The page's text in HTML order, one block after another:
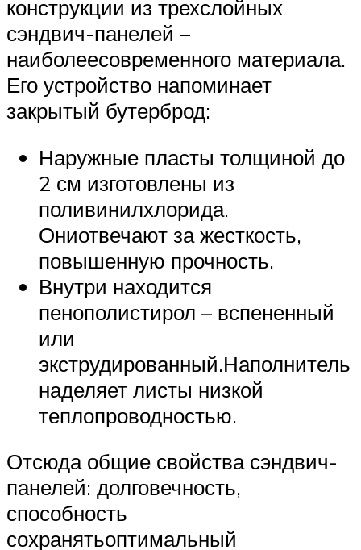
конструкции из трехслойных
сэндвич-панелей –
наиболеесовременного материала.
Его устройство напоминает
закрытый бутерброд:
Наружные пласты толщиной до
2 см изготовлены из
поливинилхлорида.
Ониотвечают за жесткость,
повышенную прочность.
Внутри находится
пенополистирол – вспененный
или
экструдированный.Наполнитель
наделяет листы низкой
теплопроводностью.
Отсюда общие свойства сэндвич-
панелей: долговечность,
способность
сохранятьоптимальный